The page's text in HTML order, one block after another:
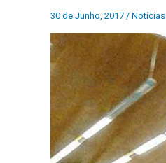
30 de Junho, 2017 / Notícias